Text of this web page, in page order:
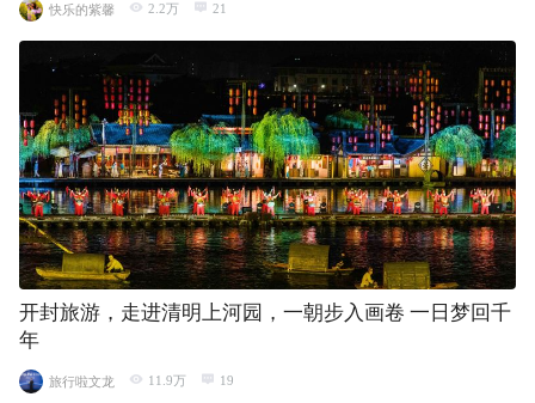
快乐的紫馨 2.2万 21
开封旅游，走进清明上河园，一朝步入画卷 一日梦回千
年
旅行啦文龙 11.9万 19